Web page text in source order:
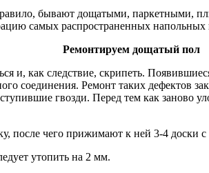
бывают дощатыми, паркетными,
самых распространенных
Ремонтируем дощатый пол
и, как следствие, скрипеть.
соединения. Ремонт таких дефектов
гвозди. Перед тем как заново
после чего прижимают к ней 3-4 доски с
утопить на 2 мм.